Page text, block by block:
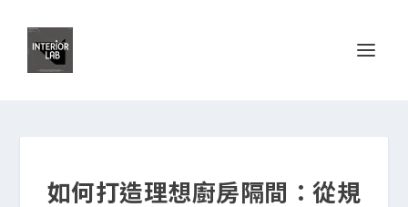
如何打造理想廚房隔間：從規